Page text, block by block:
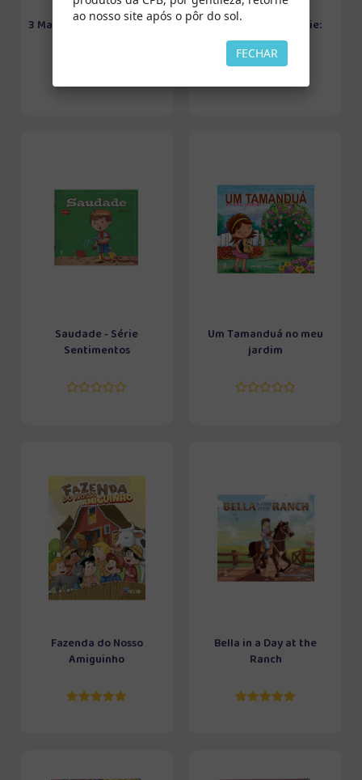
3 Marias 3 Bolos 3 Meninos
Sopa de quê?! - Série:
Valores
Saudade - Série
Sentimentos
Um Tamanduá no meu
jardim
Fazenda do Nosso
Amiguinho
Bella in a Day at the
Ranch
ao nosso site após o pôr do sol.
FECHAR